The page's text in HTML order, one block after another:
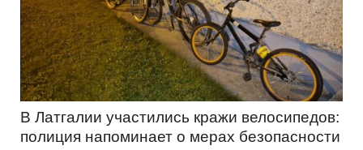
В Латгалии участились кражи велосипедов:
полиция напоминает о мерах безопасности